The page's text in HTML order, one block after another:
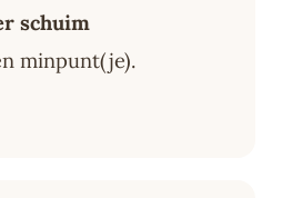
schuim
minpunt(je).